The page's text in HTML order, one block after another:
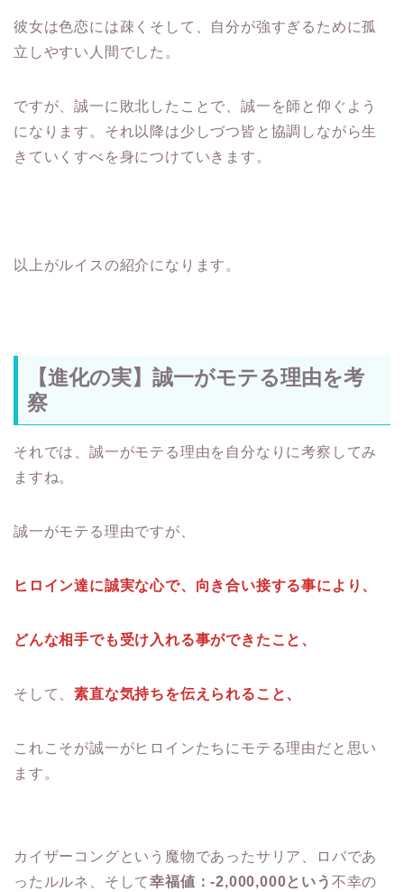
彼女は色恋には疎くそして、自分が強すぎるために孤
立しやすい人間でした。
ですが、誠一に敗北したことで、誠一を師と仰ぐよう
になります。それ以降は少しづつ皆と協調しながら生
きていくすべを身につけていきます。
以上がルイスの紹介になります。
【進化の実】誠一がモテる理由を考
察
それでは、誠一がモテる理由を自分なりに考察してみ
ますね。
誠一がモテる理由ですが、
ヒロイン達に誠実な心で、向き合い接する事により、
どんな相手でも受け入れる事ができたこと、
そして、素直な気持ちを伝えられること、
これこそが誠一がヒロインたちにモテる理由だと思い
ます。
カイザーコングという魔物であったサリア、ロバであ
ったルルネ、そして幸福値：-2,000,000という 不幸の